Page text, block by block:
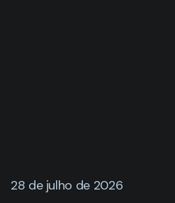
28 de julho de 2026